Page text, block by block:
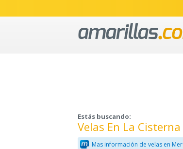
Estás buscando:
Velas En La Cisterna
Mas información de velas en